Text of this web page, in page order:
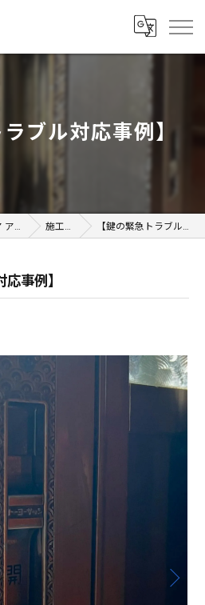
ラブル対応事例】
奈良の鍵屋ならサンリペア アピタ大和郡山店 施工事例 【鍵の緊急トラブル対応事例】
応事例】